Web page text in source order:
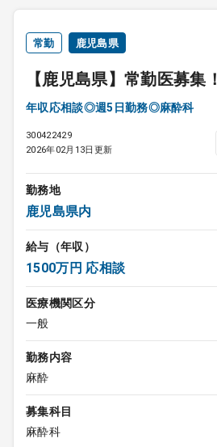
常勤 鹿児島県
【鹿児島県】常勤医募集！
年収応相談◎週5日勤務◎麻酔科
300422429
2026年02月13日更新
勤務地
鹿児島県内
給与（年収）
1500万円 応相談
医療機関区分
一般
勤務内容
麻酔
募集科目
麻酔科